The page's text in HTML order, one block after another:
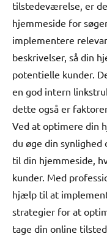
tilstedeværelse, er
hjemmeside for
implementere
beskrivelser, så din
potentielle kunder.
en god intern
dette også er
Ved at optimere din
du øge din
til din hjemmeside,
kunder. Med
hjælp til at
strategier for at
tage din online